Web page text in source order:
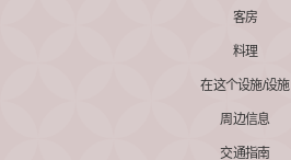
客房
料理
在这个设施/设施
周边信息
交通指南